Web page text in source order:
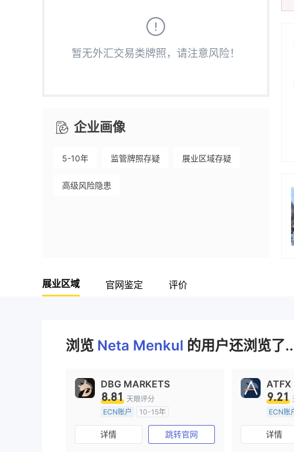
5
7
8
9
4
6
7
暂无外汇交易类牌照，请注意风险！
企业画像
5-10年 监管牌照存疑 展业区域存疑
高级风险隐患
展业区域 官网鉴定 评价
浏览 Neta Menkul 的用户还浏览了..
DBG MARKETS
8.81 天眼评分
ECN账户
10-15年
澳大利亚监管
全牌照 (MM)
主标MT4
详情 跳转官网
ATFX
9.21
ECN账
澳大利
主标MT4
详情